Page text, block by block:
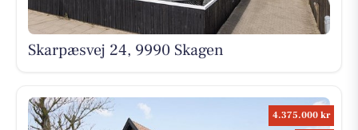
Skarpæsvej 24, 9990 Skagen
4.375.000 kr